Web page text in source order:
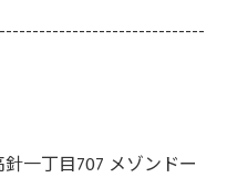
一丁目707 メゾンドー